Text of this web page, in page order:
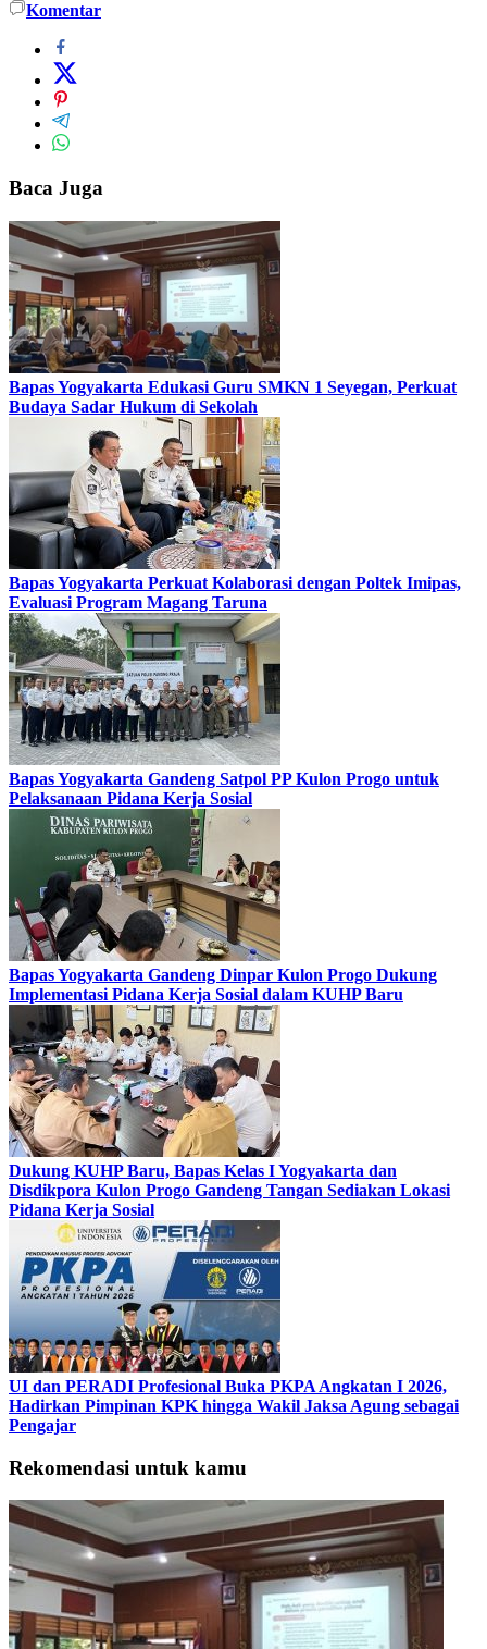
Komentar
Baca Juga
Bapas Yogyakarta Edukasi Guru SMKN 1 Seyegan, Perkuat
Budaya Sadar Hukum di Sekolah
Bapas Yogyakarta Perkuat Kolaborasi dengan Poltek Imipas,
Evaluasi Program Magang Taruna
Bapas Yogyakarta Gandeng Satpol PP Kulon Progo untuk
Pelaksanaan Pidana Kerja Sosial
Bapas Yogyakarta Gandeng Dinpar Kulon Progo Dukung
Implementasi Pidana Kerja Sosial dalam KUHP Baru
Dukung KUHP Baru, Bapas Kelas I Yogyakarta dan
Disdikpora Kulon Progo Gandeng Tangan Sediakan Lokasi
Pidana Kerja Sosial
UI dan PERADI Profesional Buka PKPA Angkatan I 2026,
Hadirkan Pimpinan KPK hingga Wakil Jaksa Agung sebagai
Pengajar
Rekomendasi untuk kamu